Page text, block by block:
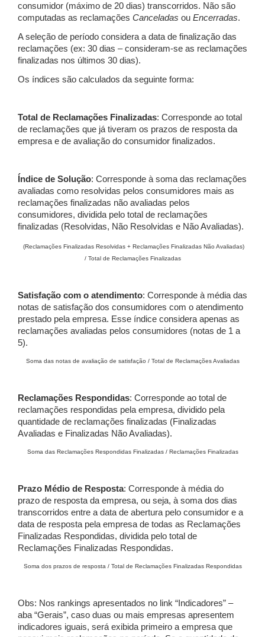
consumidor (máximo de 20 dias) transcorridos. Não são
computadas as reclamações Canceladas ou Encerradas.
A seleção de período considera a data de finalização das
reclamações (ex: 30 dias – consideram-se as reclamações
finalizadas nos últimos 30 dias).
Os índices são calculados da seguinte forma:
Total de Reclamações Finalizadas: Corresponde ao total
de reclamações que já tiveram os prazos de resposta da
empresa e de avaliação do consumidor finalizados.
Índice de Solução: Corresponde à soma das reclamações
avaliadas como resolvidas pelos consumidores mais as
reclamações finalizadas não avaliadas pelos
consumidores, dividida pelo total de reclamações
finalizadas (Resolvidas, Não Resolvidas e Não Avaliadas).
(Reclamações Finalizadas Resolvidas + Reclamações Finalizadas Não Avaliadas)
/ Total de Reclamações Finalizadas
Satisfação com o atendimento: Corresponde à média das
notas de satisfação dos consumidores com o atendimento
prestado pela empresa. Esse índice considera apenas as
reclamações avaliadas pelos consumidores (notas de 1 a
5).
Soma das notas de avaliação de satisfação / Total de Reclamações Avaliadas
Reclamações Respondidas: Corresponde ao total de
reclamações respondidas pela empresa, dividido pela
quantidade de reclamações finalizadas (Finalizadas
Avaliadas e Finalizadas Não Avaliadas).
Soma das Reclamações Respondidas Finalizadas / Reclamações Finalizadas
Prazo Médio de Resposta: Corresponde à média do
prazo de resposta da empresa, ou seja, à soma dos dias
transcorridos entre a data de abertura pelo consumidor e a
data de resposta pela empresa de todas as Reclamações
Finalizadas Respondidas, dividida pelo total de
Reclamações Finalizadas Respondidas.
Soma dos prazos de resposta / Total de Reclamações Finalizadas Respondidas
Obs: Nos rankings apresentados no link “Indicadores” –
aba “Gerais”, caso duas ou mais empresas apresentem
indicadores iguais, será exibida primeiro a empresa que